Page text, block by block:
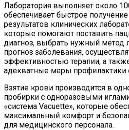
Лаборатория выполняет около
обеспечивает быстрое
результатов клинических
которые помогают поставить
диагноз, выбрать нужный метод
прогноз заболевания,
эффективностью терапии, а
адекватные меры профилактики
Взятие крови производится в
пробирки с одноразовыми
«система Vacuette», которые
максимальный комфорт и
для медицинского персонала.